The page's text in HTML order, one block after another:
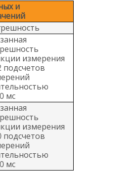
и
измерения
подсчетов
мс
измерения
подсчетов
мс